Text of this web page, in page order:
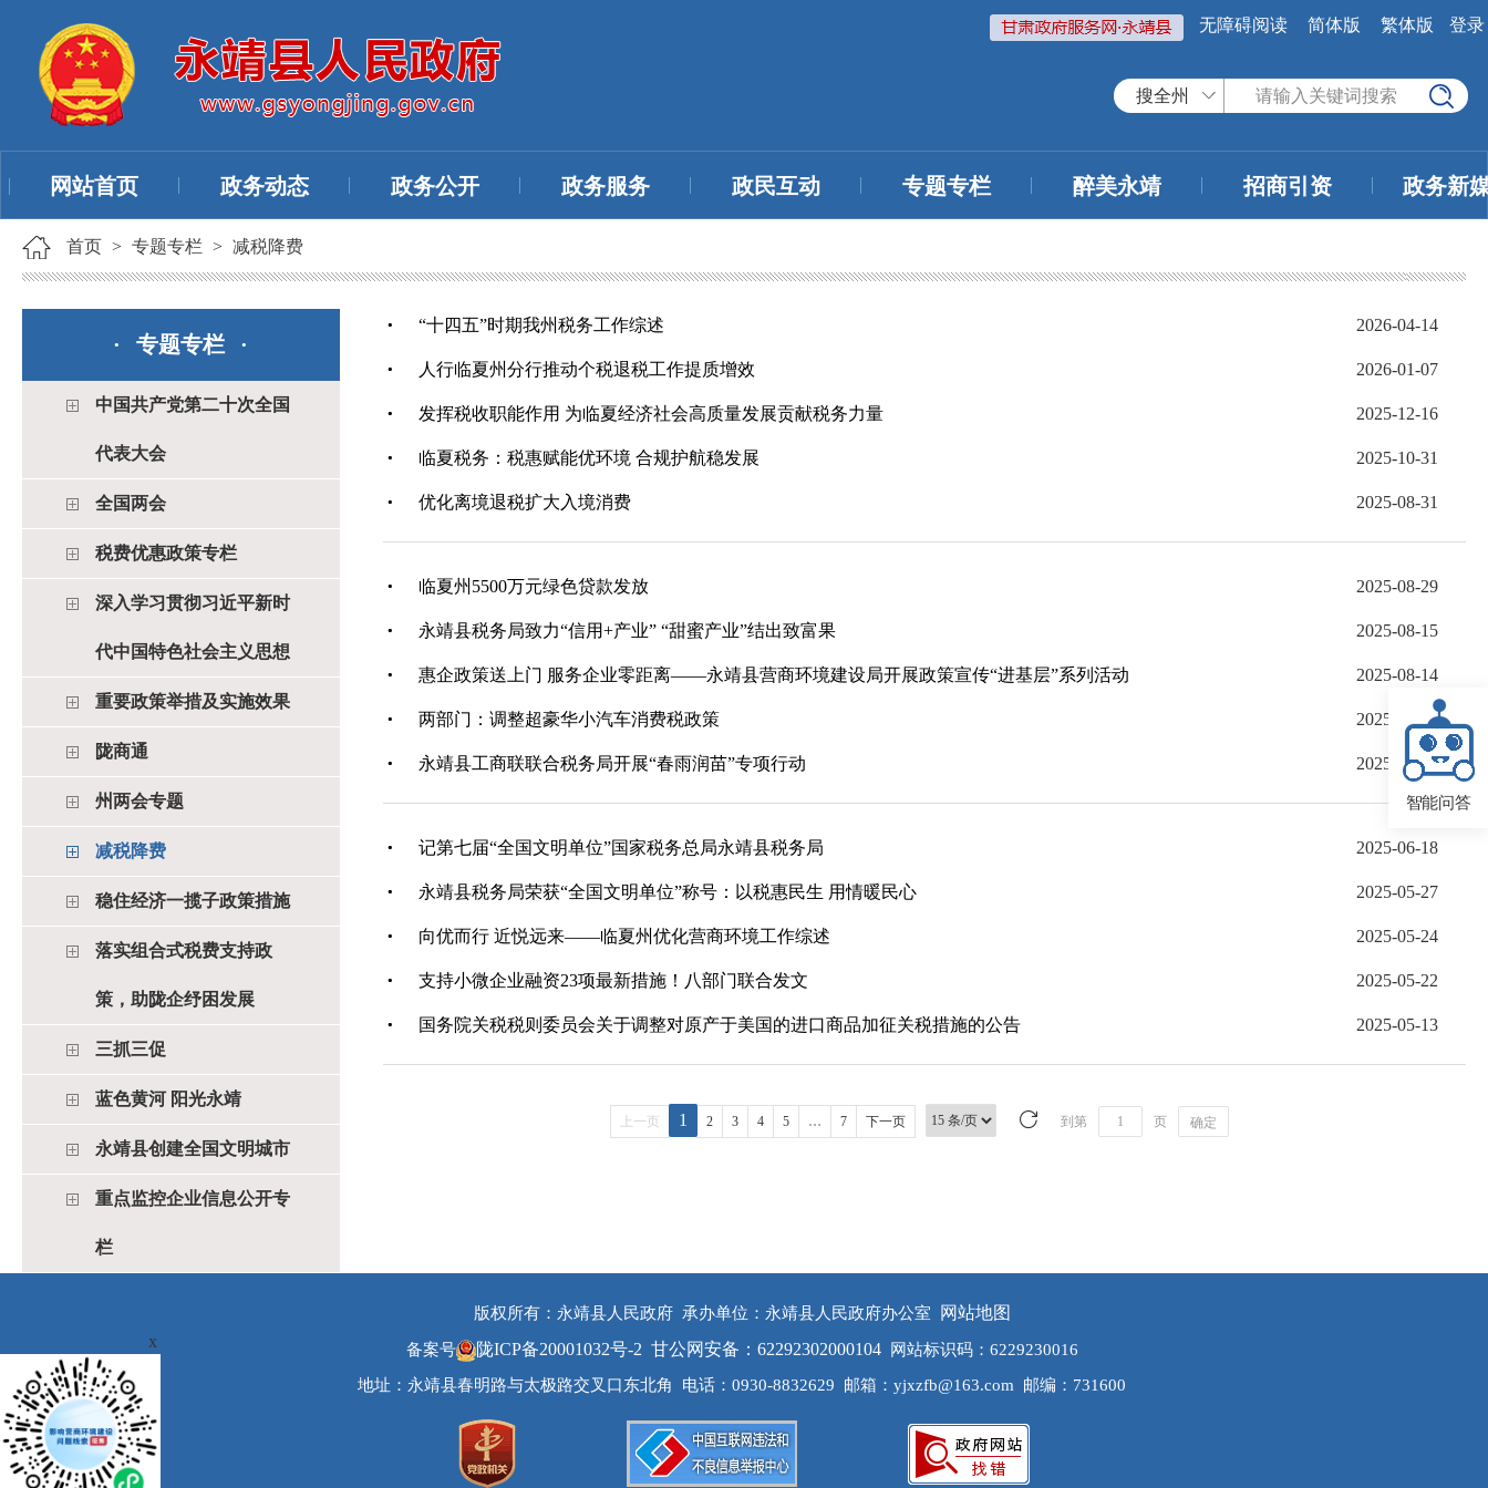
无障碍阅读 简体版 繁体版 登录
搜全州
网站首页 政务动态 政务公开 政务服务 政民互动 专题专栏 醉美永靖 招商引资 政务新
首页 > 专题专栏 > 减税降费
· 专题专栏 ·
中国共产党第二十次全国
代表大会
全国两会
税费优惠政策专栏
深入学习贯彻习近平新时
代中国特色社会主义思想
重要政策举措及实施效果
陇商通
州两会专题
减税降费
稳住经济一揽子政策措施
落实组合式税费支持政
策，助陇企纾困发展
三抓三促
蓝色黄河 阳光永靖
永靖县创建全国文明城市
重点监控企业信息公开专
栏
“十四五”时期我州税务工作综述 2026-04-14
人行临夏州分行推动个税退税工作提质增效 2026-01-07
发挥税收职能作用 为临夏经济社会高质量发展贡献税务力量 2025-12-16
临夏税务：税惠赋能优环境 合规护航稳发展 2025-10-31
优化离境退税扩大入境消费 2025-08-31
临夏州5500万元绿色贷款发放 2025-08-29
永靖县税务局致力“信用+产业” “甜蜜产业”结出致富果 2025-08-15
惠企政策送上门 服务企业零距离——永靖县营商环境建设局开展政策宣传“进基层”系列活动 2025-08-14
两部门：调整超豪华小汽车消费税政策 2025-07-17
永靖县工商联联合税务局开展“春雨润苗”专项行动 2025-06-22
记第七届“全国文明单位”国家税务总局永靖县税务局 2025-06-18
永靖县税务局荣获“全国文明单位”称号：以税惠民生 用情暖民心 2025-05-27
向优而行 近悦远来——临夏州优化营商环境工作综述 2025-05-24
支持小微企业融资23项最新措施！八部门联合发文 2025-05-22
国务院关税税则委员会关于调整对原产于美国的进口商品加征关税措施的公告 2025-05-13
上一页 1 2 3 4 5 … 7 下一页 到第 页 确定
版权所有：永靖县人民政府 承办单位：永靖县人民政府办公室 网站地图
备案号 陇ICP备20001032号-2 甘公网安备：62292302000104 网站标识码：6229230016
地址：永靖县春明路与太极路交叉口东北角 电话：0930-8832629 邮箱：yjxzfb@163.com 邮编：731600
智能问答
x